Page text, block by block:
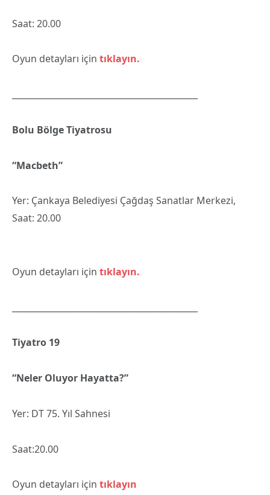
Saat: 20.00
Oyun detayları için tıklayın.
Bolu Bölge Tiyatrosu
“Macbeth”
Yer: Çankaya Belediyesi Çağdaş Sanatlar Merkezi,
Saat: 20.00
Oyun detayları için tıklayın.
Tiyatro 19
“Neler Oluyor Hayatta?”
Yer: DT 75. Yıl Sahnesi
Saat:20.00
Oyun detayları için tıklayın